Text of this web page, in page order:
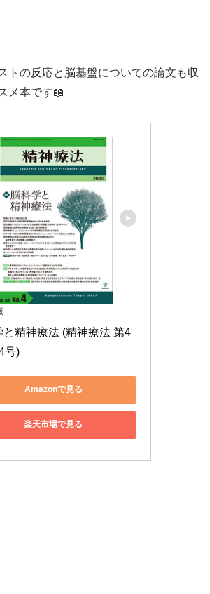
トの反応と脳基盤についての論文も収
メ本です📖
と精神療法 (精神療法 第4
号)
Amazonで見る
楽天市場で見る